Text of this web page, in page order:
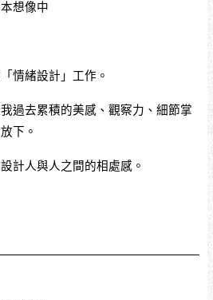
想像中
情緒設計」工作。
過去累積的美感、觀察力、細節掌
下。
計人與人之間的相處感。